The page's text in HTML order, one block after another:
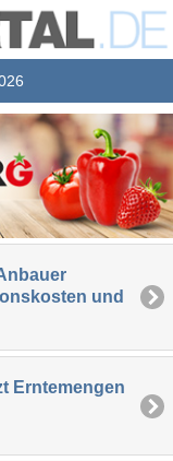
und
Erntemengen